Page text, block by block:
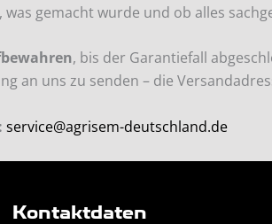
gemacht wurde und ob alles
, bis der Garantiefall
an uns zu senden – die
service@agrisem-deutschland.de
Kontaktdaten